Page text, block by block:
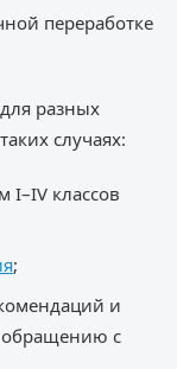
переработке
разных
случаях:
I–IV классов
;
и
обращению с